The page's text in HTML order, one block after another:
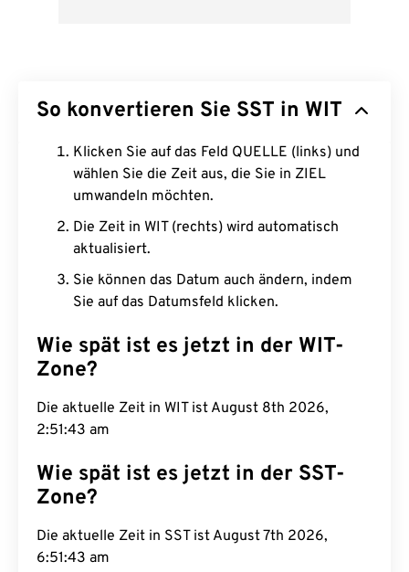
So konvertieren Sie SST in WIT
Klicken Sie auf das Feld QUELLE (links) und
wählen Sie die Zeit aus, die Sie in ZIEL
umwandeln möchten.
Die Zeit in WIT (rechts) wird automatisch
aktualisiert.
Sie können das Datum auch ändern, indem
Sie auf das Datumsfeld klicken.
Wie spät ist es jetzt in der WIT-
Zone?
Die aktuelle Zeit in WIT ist August 8th 2026,
2:51:44 am
Wie spät ist es jetzt in der SST-
Zone?
Die aktuelle Zeit in SST ist August 7th 2026,
6:51:44 am